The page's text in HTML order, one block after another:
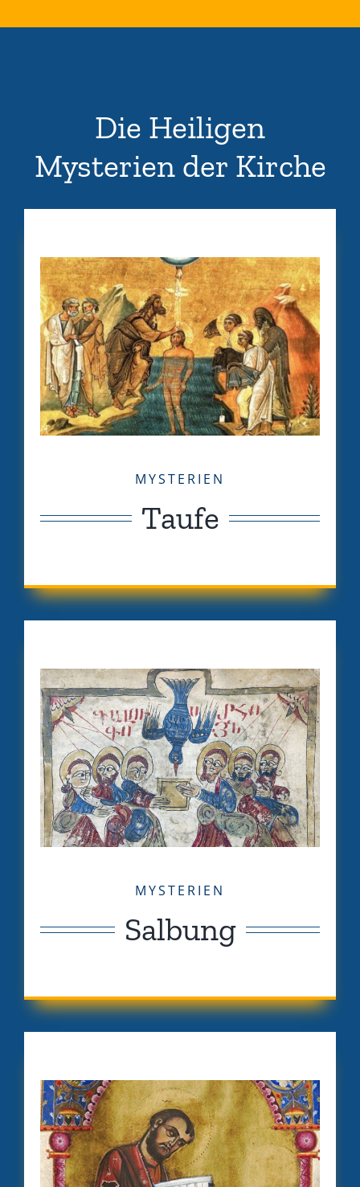
Die Heiligen
Mysterien der Kirche
MYSTERIEN
Taufe
MYSTERIEN
Salbung